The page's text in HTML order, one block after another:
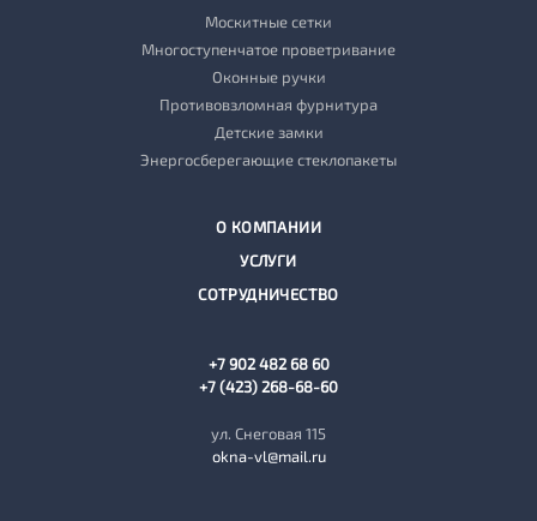
Москитные сетки
Многоступенчатое проветривание
Оконные ручки
Противовзломная фурнитура
Детские замки
Энергосберегающие стеклопакеты
О КОМПАНИИ
УСЛУГИ
СОТРУДНИЧЕСТВО
+7 902 482 68 60
+7 (423) 268-68-60
ул. Снеговая 115
okna-vl@mail.ru